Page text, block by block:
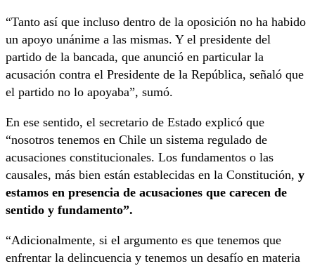
“Tanto así que incluso dentro de la oposición no ha habido
un apoyo unánime a las mismas. Y el presidente del
partido de la bancada, que anunció en particular la
acusación contra el Presidente de la República, señaló que
el partido no lo apoyaba”, sumó.
En ese sentido, el secretario de Estado explicó que
“nosotros tenemos en Chile un sistema regulado de
acusaciones constitucionales. Los fundamentos o las
causales, más bien están establecidas en la Constitución, y
estamos en presencia de acusaciones que carecen de
sentido y fundamento”.
“Adicionalmente, si el argumento es que tenemos que
enfrentar la delincuencia y tenemos un desafío en materia